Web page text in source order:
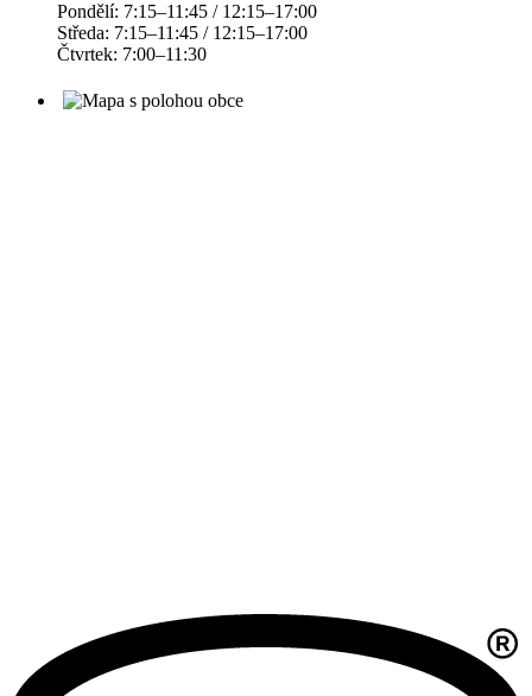
Pondělí: 7:15–11:45 / 12:15–17:00
Středa: 7:15–11:45 / 12:15–17:00
Čtvrtek: 7:00–11:30